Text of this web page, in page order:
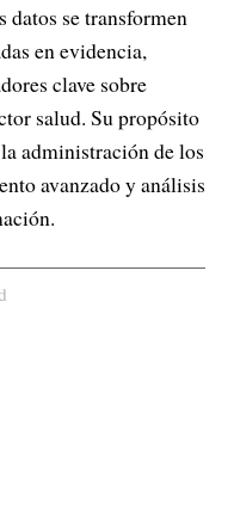
datos se transformen
en evidencia,
clave sobre
salud. Su propósito
administración de los
avanzado y análisis